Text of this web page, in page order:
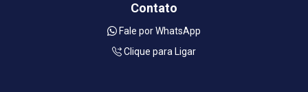
Contato
Fale por WhatsApp
Clique para Ligar